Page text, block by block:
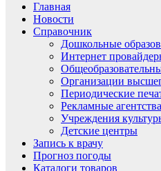
Главная
Новости
Справочник
Дошкольные
Интернет
Организации
Периодические
Рекламные агентства
Учреждения
Детские центры
Запись к врачу
Прогноз погоды
Каталоги товаров